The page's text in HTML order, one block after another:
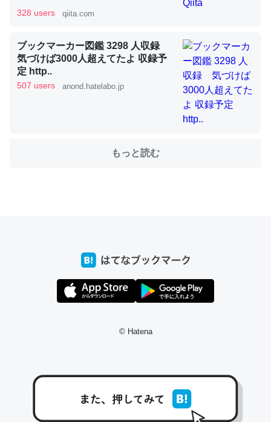
ウチもEchoを実家に置いて４年。でたまに覗いてる。ぼ
ちぼちRingも置こうかと画策中。あと、Googleマップで
位置情報を共有してる。電池残量や充電中かが分かるので
これ見て生きてるなって分かる。
─たまにLINEするくらいだった遠方の父67歳と僕。ITツール導入で
コミュニケーションが劇的に変化した｜tayorini by LIFULL介護
─たまにLINEするくらいだった遠方の父67歳と僕。ITツール導入で
コミュニケーションが劇的に変化した｜tayorini by LIFULL介護
https://toyoshi.hatenablog.com/entry/2019/05/15/1805
─たまにLINEするくらいだった遠方の父67歳と僕。ITツール導入で
328 users qiita.com
ブックマーカー図鑑 3298 人収録
気づけば3000人超えてたよ 収録予
定 http..
507 users anond.hatelabo.jp
もっと読む
© Hatena